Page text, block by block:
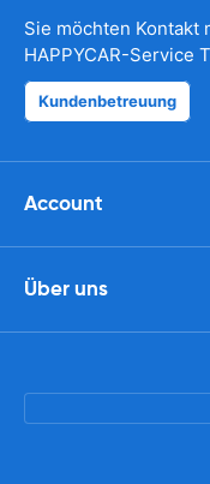
Sie möchten Kontakt
HAPPYCAR-Service
Kundenbetreuung
Account
Über uns